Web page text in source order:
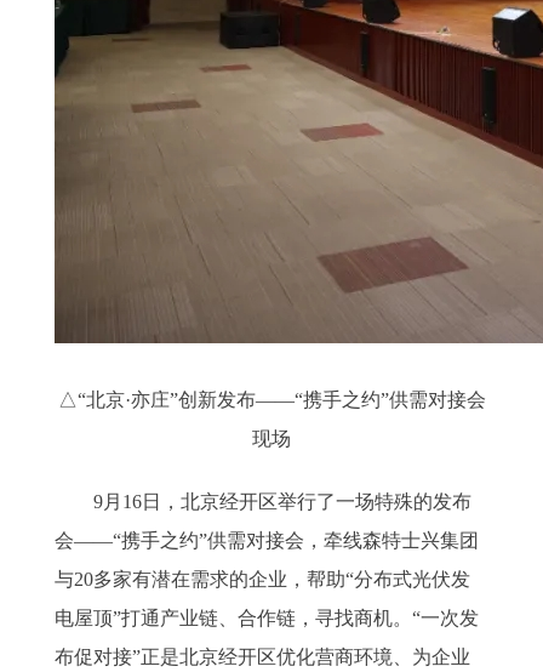
△“北京·亦庄”创新发布——“携手之约”供需对接会
现场
9月16日，北京经开区举行了一场特殊的发布
会——“携手之约”供需对接会，牵线森特士兴集团
与20多家有潜在需求的企业，帮助“分布式光伏发
电屋顶”打通产业链、合作链，寻找商机。“一次发
布促对接”正是北京经开区优化营商环境、为企业